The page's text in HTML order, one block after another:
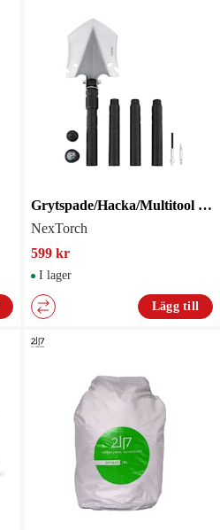
Grytspade/Hacka/Multitool 100 cm
NexTorch
599 kr
I lager
Lägg till